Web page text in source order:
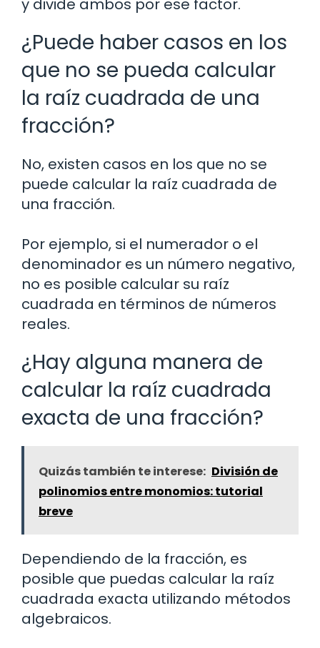
y divide ambos por ese factor.
¿Puede haber casos en los
que no se pueda calcular
la raíz cuadrada de una
fracción?
No, existen casos en los que no se
puede calcular la raíz cuadrada de
una fracción.
Por ejemplo, si el numerador o el
denominador es un número negativo,
no es posible calcular su raíz
cuadrada en términos de números
reales.
¿Hay alguna manera de
calcular la raíz cuadrada
exacta de una fracción?
Quizás también te interese: División de
polinomios entre monomios: tutorial
breve
Dependiendo de la fracción, es
posible que puedas calcular la raíz
cuadrada exacta utilizando métodos
algebraicos.